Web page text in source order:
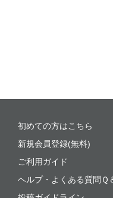
初めての方はこちら
新規会員登録(無料)
ご利用ガイド
ヘルプ・よくある質問Ｑ